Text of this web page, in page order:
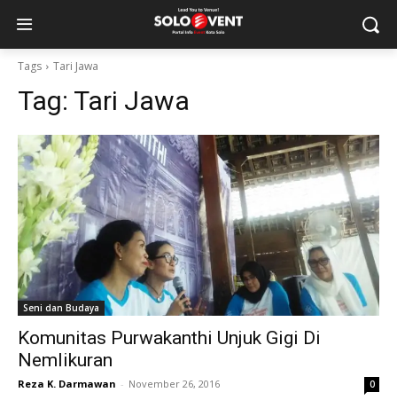
Tags Tari Jawa
Tag: Tari Jawa
Seni dan Budaya
Komunitas Purwakanthi Unjuk Gigi Di
Nemlikuran
Reza K. Darmawan - November 26, 2016 0